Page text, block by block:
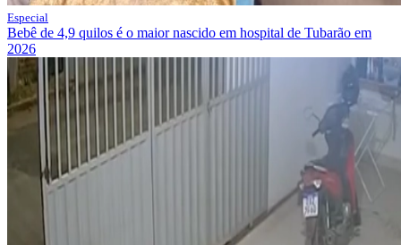
Especial
Bebê de 4,9 quilos é o maior nascido em hospital de Tubarão em
2026